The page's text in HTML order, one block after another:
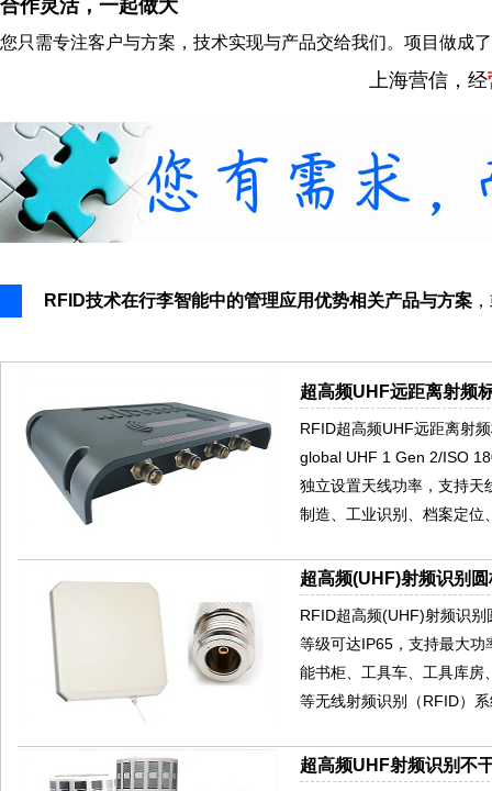
合作灵活，一起做大
您只需专注客户与方案，技术实现与产品交给我们。项目做成
上海营信，经
RFID技术在行李智能中的管理应用优势相关产品与方案
超高频UHF远距离射频
RFID超高频UHF远距离射
global UHF 1 Gen 2/ISO
独立设置天线功率，支持天
制造、工业识别、档案定位
超高频(UHF)射频识别
RFID超高频(UHF)射频识
等级可达IP65，支持最大
能书柜、工具车、工具库房
等无线射频识别（RFID）
超高频UHF射频识别不